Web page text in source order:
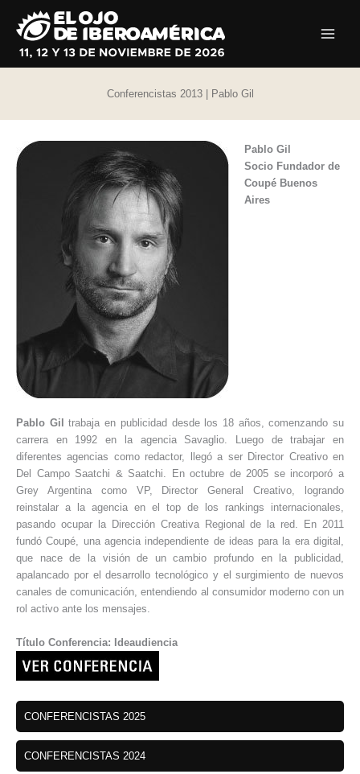
contenido
Conferencistas 2013 | Pablo Gil
Pablo Gil
Socio Fundador de
Coupé Buenos
Aires
Pablo Gil
trabaja en publicidad desde los 18 años, comenzando su
carrera en 1992 en la agencia Savaglio. Luego de trabajar en
diferentes agencias como redactor, llegó a ser Director Creativo en
Del Campo Saatchi & Saatchi. En octubre de 2005 se incorporó a
Grey Argentina como VP, Director General Creativo, logrando
reinstalar a la agencia en el top de los rankings internacionales,
pasando ocupar la Dirección Creativa Regional de la red. En 2011
fundó Coupé, una agencia independiente de ideas para la era digital,
que nace de la visión de un cambio profundo en la publicidad,
apalancado por el desarrollo tecnológico y el surgimiento de nuevos
canales de comunicación, entendiendo al consumidor moderno con un
rol activo ante los mensajes.
Título Conferencia: Ideaudiencia
CONFERENCISTAS 2025
CONFERENCISTAS 2024